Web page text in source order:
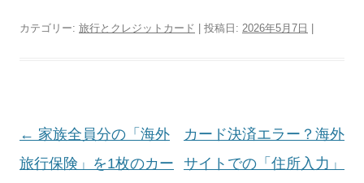
カテゴリー: 旅行とクレジットカード | 投稿日: 2026年5月7日
投
稿
← 家族全員分の「海外
旅行保険」を1枚のカー
カード決済エラー？海外
サイトでの「住所入力」